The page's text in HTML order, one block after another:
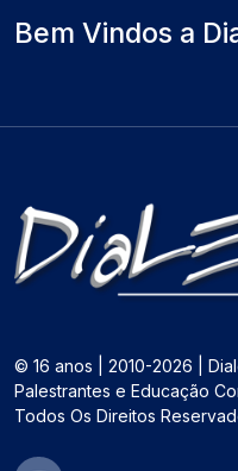
Bem Vindos a
© 16 anos | 2010-2026 |
Palestrantes e Educação
Todos Os Direitos